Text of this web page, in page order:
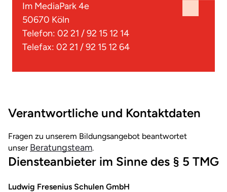
Verantwortliche und Kontaktdaten
Fragen zu unserem Bildungsangebot beantwortet
unser Beratungsteam.
Diensteanbieter im Sinne des § 5 TMG
Ludwig Fresenius Schulen GmbH
Im MediaPark 4e
50670 Köln
Telefon: 02 21 / 92 15 12 14
Telefax: 02 21 / 92 15 12 64